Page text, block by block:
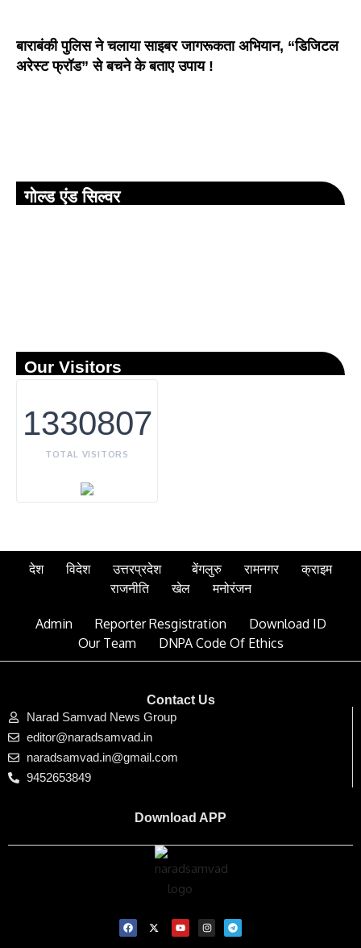
बाराबंकी पुलिस ने चलाया साइबर जागरूकता अभियान, “डिजिटल
अरेस्ट फ्रॉड” से बचने के बताए उपाय !
गोल्ड एंड सिल्वर
Our Visitors
1330807
TOTAL VISITORS
देश विदेश उत्तरप्रदेश बेंगलुरु रामनगर
क्राइम
राजनीति
खेल मनोरंजन
Admin Reporter Resgistration
Download ID
Our Team
DNPA Code Of Ethics
Contact Us
Narad Samvad News Group
editor@naradsamvad.in
naradsamvad.in@gmail.com
9452653849
Download APP